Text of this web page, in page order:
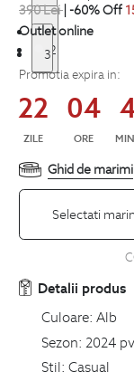
1
2
3
390Lei| -60% Off
Outlet online
Promotia expira in:
22
ZILE
04
ORE
Ghid de marimi
Selectati
Detalii produs
Culoare: Alb
Sezon: 2024 pv
Stil: Casual